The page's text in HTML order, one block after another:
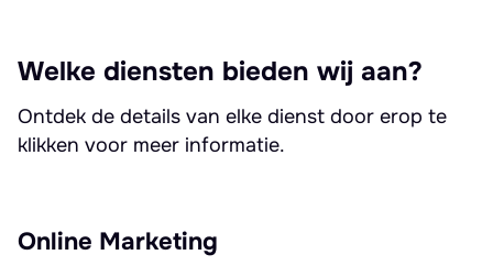
Welke diensten bieden wij aan?
Ontdek de details van elke dienst door erop te
klikken voor meer informatie.
Online Marketing